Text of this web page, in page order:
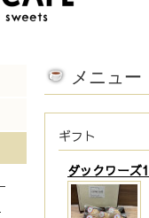
メニュー
ギフト
ダックワーズ